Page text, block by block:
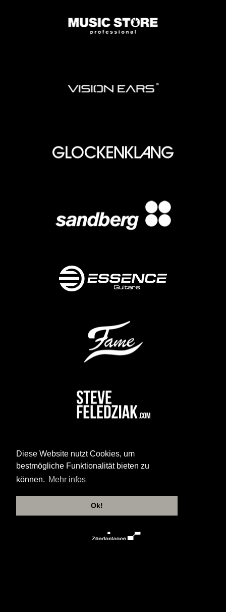
Diese Website nutzt Cookies, um
bestmögliche Funktionalität bieten zu
können. Mehr infos
Ok!